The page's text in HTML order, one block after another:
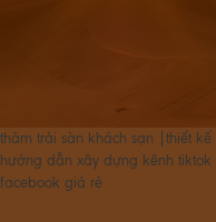
thảm trải sàn khách sạn thiết kế
hướng dẫn xây dựng kênh tiktok
facebook giá rẻ